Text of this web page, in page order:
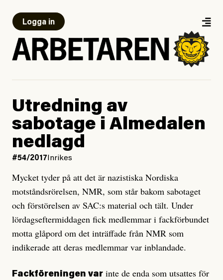
Logga in
Utredning av
sabotage i Almedalen
nedlagd
#54/2017Inrikes
Mycket tyder på att det är nazistiska Nordiska
motståndsrörelsen, NMR, som står bakom sabotaget
och förstörelsen av SAC:s material och tält. Under
lördagseftermiddagen fick medlemmar i fackförbundet
motta glåpord om det inträffade från NMR som
indikerade att deras medlemmar var inblandade.
Fackföreningen var inte de enda som utsattes för